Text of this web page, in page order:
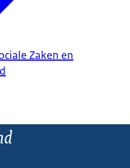
Zaken en